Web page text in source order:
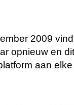
2009
opnieuw en
aan